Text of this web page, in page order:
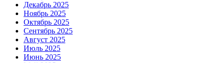
Декабрь 2025
Ноябрь 2025
Октябрь 2025
Сентябрь 2025
Август 2025
Июль 2025
Июнь 2025